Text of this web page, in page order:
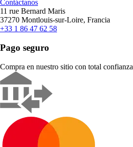
Contáctanos
11 rue Bernard Maris
37270 Montlouis-sur-Loire, Francia
+33 1 86 47 62 58
Pago seguro
Compra en nuestro sitio con total confianza